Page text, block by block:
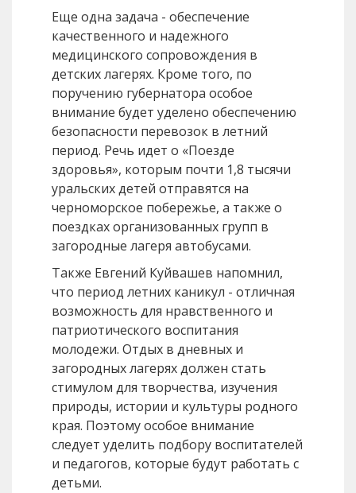
Еще одна задача - обеспечение
качественного и надежного
медицинского сопровождения в
детских лагерях. Кроме того, по
поручению губернатора особое
внимание будет уделено обеспечению
безопасности перевозок в летний
период. Речь идет о «Поезде
здоровья», которым почти 1,8 тысячи
уральских детей отправятся на
черноморское побережье, а также о
поездках организованных групп в
загородные лагеря автобусами.
Также Евгений Куйвашев напомнил,
что период летних каникул - отличная
возможность для нравственного и
патриотического воспитания
молодежи. Отдых в дневных и
загородных лагерях должен стать
стимулом для творчества, изучения
природы, истории и культуры родного
края. Поэтому особое внимание
следует уделить подбору воспитателей
и педагогов, которые будут работать с
детьми.